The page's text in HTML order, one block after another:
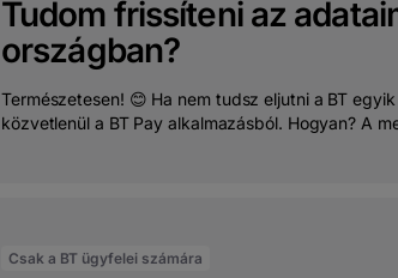
Tudom frissíteni az
országban?
Természetesen! 😊 Ha nem tudsz eljutni a BT
közvetlenül a BT Pay alkalmazásból. Hogyan? A
Csak a BT ügyfelei számára